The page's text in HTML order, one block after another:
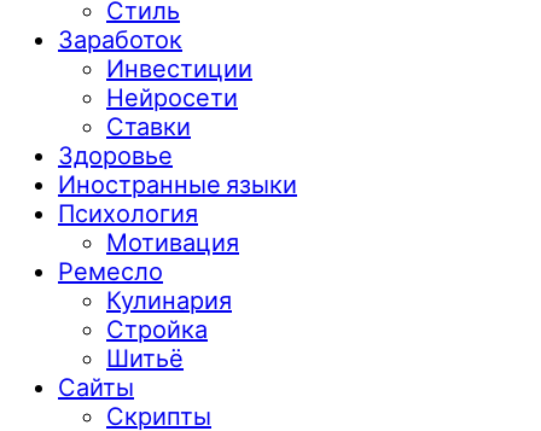
Стиль
Заработок
Инвестиции
Нейросети
Ставки
Здоровье
Иностранные языки
Психология
Мотивация
Ремесло
Кулинария
Стройка
Шитьё
Сайты
Скрипты